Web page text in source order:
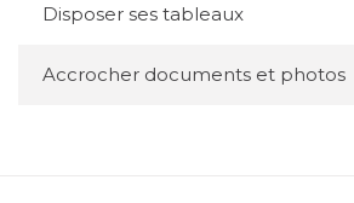
Disposer ses tableaux
Accrocher documents et photos